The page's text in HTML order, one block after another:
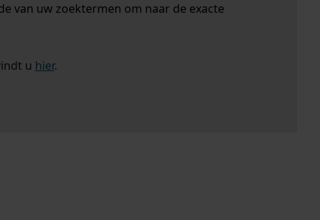
van uw zoektermen om naar de exacte
u hier.